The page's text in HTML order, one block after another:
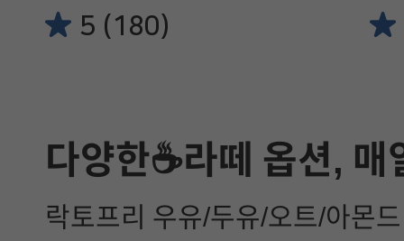
5 (180)
다양한☕라떼 옵션, 매
락토프리 우유/두유/오트/아몬